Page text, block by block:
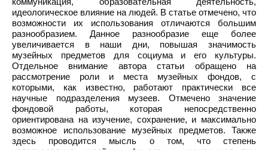
идеологическое влияние на людей. В статье отмечено, что
возможности их использования отличаются большим
разнообразием. Данное разнообразие еще более
увеличивается в наши дни, повышая значимость
музейных предметов для социума и его культуры.
Отдельное внимание автора статьи обращено на
рассмотрение роли и места музейных фондов, с
которыми, как известно, работают практически все
научные подразделения музеев. Отмечено значение
фондовой работы, которая непосредственно
ориентирована на изучение, сохранение, и максимально
возможное использование музейных предметов. Также
здесь проводится мысль о том, что степень